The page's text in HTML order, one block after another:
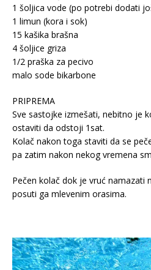
1 šoljica vode (po potrebi dodati
1 limun (kora i sok)
15 kašika brašna
4 šoljice griza
1/2 praška za pecivo
malo sode bikarbone
PRIPREMA
Sve sastojke izmešati, nebitno je
ostaviti da odstoji 1sat.
Kolač nakon toga staviti da se
pa zatim nakon nekog vremena
Pečen kolač dok je vruć namazati
posuti ga mlevenim orasima.